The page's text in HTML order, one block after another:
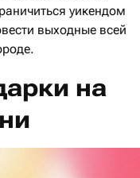
уикендом
выходные всей
на